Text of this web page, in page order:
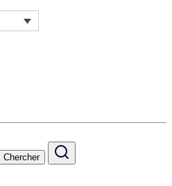
quilosa_selena/
QuilosaSelenaIberia/